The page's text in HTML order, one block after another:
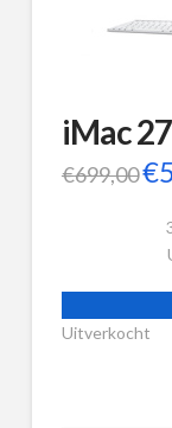
iMac
€699,00
prijs
€
Uitverkocht